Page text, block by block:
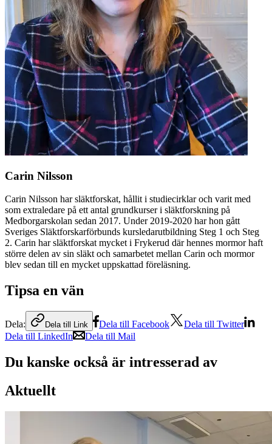
Carin Nilsson
Carin Nilsson har släktforskat, hållit i studiecirklar och varit med
som extraledare på ett antal grundkurser i släktforskning på
Medborgarskolan sedan 2017. Under 2019-2020 har hon gått
Sveriges Släktforskarförbunds kursledarutbildning Steg 1 och Steg
2. Carin har släktforskat mycket i Frykerud där hennes mormor haft
större delen av sin släkt och samarbetet mellan Carin och mormor
blev sedan till en mycket uppskattad föreläsning.
Tipsa en vän
Dela: Dela till Link Dela till Facebook
Dela till Twitter
Dela till LinkedIn
Dela till Mail
Du kanske också är intresserad av
Aktuellt